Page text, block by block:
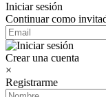
Iniciar sesión
Continuar como
Crear una cuenta
×
Registrarme